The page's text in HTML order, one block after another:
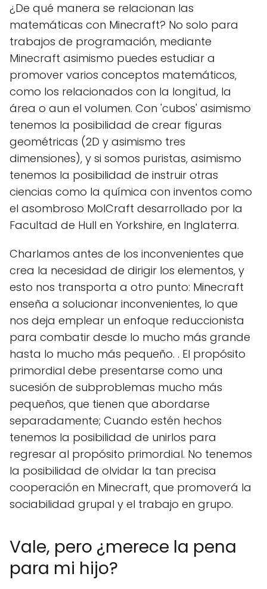
¿De qué manera se relacionan las
matemáticas con Minecraft? No solo para
trabajos de programación, mediante
Minecraft asimismo puedes estudiar a
promover varios conceptos matemáticos,
como los relacionados con la longitud, la
área o aun el volumen. Con 'cubos' asimismo
tenemos la posibilidad de crear figuras
geométricas (2D y asimismo tres
dimensiones), y si somos puristas, asimismo
tenemos la posibilidad de instruir otras
ciencias como la química con inventos como
el asombroso MolCraft desarrollado por la
Facultad de Hull en Yorkshire, en Inglaterra.
Charlamos antes de los inconvenientes que
crea la necesidad de dirigir los elementos, y
esto nos transporta a otro punto: Minecraft
enseña a solucionar inconvenientes, lo que
nos deja emplear un enfoque reduccionista
para combatir desde lo mucho más grande
hasta lo mucho más pequeño. . El propósito
primordial debe presentarse como una
sucesión de subproblemas mucho más
pequeños, que tienen que abordarse
separadamente; Cuando estén hechos
tenemos la posibilidad de unirlos para
regresar al propósito primordial. No tenemos
la posibilidad de olvidar la tan precisa
cooperación en Minecraft, que promoverá la
sociabilidad grupal y el trabajo en grupo.
Vale, pero ¿merece la pena
para mi hijo?